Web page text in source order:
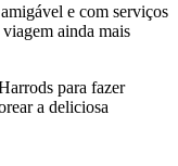
e com serviços
ainda mais
para fazer
a deliciosa